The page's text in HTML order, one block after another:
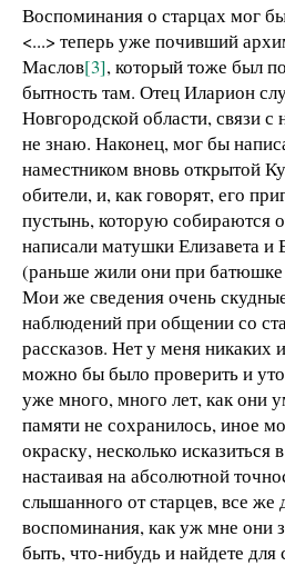
Воспоминания о старцах мог
<...> теперь уже почивший
Маслов[3], который тоже был
бытность там. Отец Иларион
Новгородской области, связи
не знаю. Наконец, мог бы
наместником вновь открытой
обители, и, как говорят, его
пустынь, которую собираются
написали матушки Елизавета
(раньше жили они при
Мои же сведения очень
наблюдений при общении со
рассказов. Нет у меня никаких
можно бы было проверить и
уже много, много лет, как они
памяти не сохранилось, иное
окраску, несколько исказиться
настаивая на абсолютной
слышанного от старцев, все же
воспоминания, как уж мне они
быть, что-нибудь и найдете для